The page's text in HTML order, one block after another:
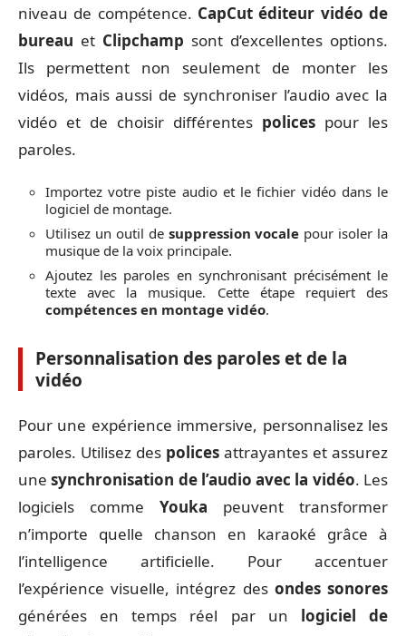
niveau de compétence. CapCut éditeur vidéo de
bureau et Clipchamp sont d’excellentes options.
Ils permettent non seulement de monter les
vidéos, mais aussi de synchroniser l’audio avec la
vidéo et de choisir différentes polices pour les
paroles.
Importez votre piste audio et le fichier vidéo dans le
logiciel de montage.
Utilisez un outil de suppression vocale pour isoler la
musique de la voix principale.
Ajoutez les paroles en synchronisant précisément le
texte avec la musique. Cette étape requiert des
compétences en montage vidéo.
Personnalisation des paroles et de la
vidéo
Pour une expérience immersive, personnalisez les
paroles. Utilisez des polices attrayantes et assurez
unesynchronisation de l’audio avec la vidéo. Les
logiciels comme Youka peuvent transformer
n’importe quelle chanson en karaoké grâce à
l’intelligence artificielle. Pour accentuer
l’expérience visuelle, intégrez des ondes sonores
générées en temps réel par un logiciel de